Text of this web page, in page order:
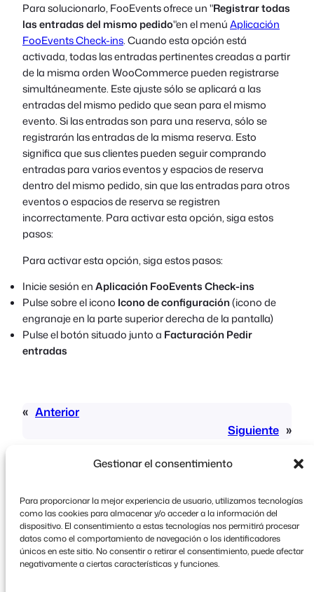
Gestionar el consentimiento
Para proporcionar la mejor experiencia de usuario, utilizamos tecnologías
como las cookies para almacenar y/o acceder a la información del
dispositivo. El consentimiento a estas tecnologías nos permitirá procesar
datos como el comportamiento de navegación o los identificadores
únicos en este sitio. No consentir o retirar el consentimiento, puede afectar
negativamente a ciertas características y funciones.
Para solucionarlo, FooEvents ofrece un "Registrar todas
las entradas del mismo pedido"en el menúAplicación
FooEvents Check-ins. Cuando esta opción está
activada, todas las entradas pertinentes creadas a partir
de la misma orden WooCommerce pueden registrarse
simultáneamente. Este ajuste sólo se aplicará a las
entradas del mismo pedido que sean para el mismo
evento. Si las entradas son para una reserva, sólo se
registrarán las entradas de la misma reserva. Esto
significa que sus clientes pueden seguir comprando
entradas para varios eventos y espacios de reserva
dentro del mismo pedido, sin que las entradas para otros
eventos o espacios de reserva se registren
incorrectamente. Para activar esta opción, siga estos
pasos:
Para activar esta opción, siga estos pasos:
Inicie sesión enAplicación FooEvents Check-ins
Pulse sobre el icono Icono de configuración(icono de
engranaje en la parte superior derecha de la pantalla)
Pulse el botón situado junto a Facturación Pedir
entradas
« Anterior
Siguiente »
Copyright © 2026 FooEvents. Todos los derechos
reservados.